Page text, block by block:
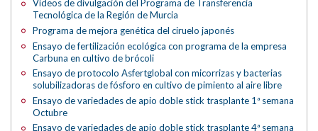
Vídeos de divulgación del Programa de Transferencia
Tecnológica de la Región de Murcia
Programa de mejora genética del ciruelo japonés
Ensayo de fertilización ecológica con programa de la empresa
Carbuna en cultivo de brócoli
Ensayo de protocolo Asfertglobal con micorrizas y bacterias
solubilizadoras de fósforo en cultivo de pimiento al aire libre
Ensayo de variedades de apio doble stick trasplante 1ª semana
Octubre
Ensayo de variedades de apio doble stick trasplante 4ª semana